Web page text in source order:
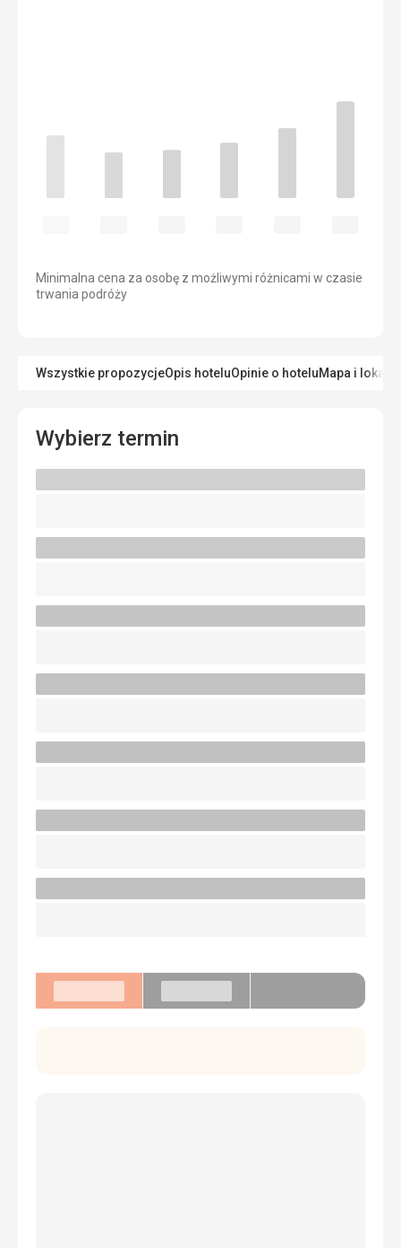
Minimalna cena za osobę z możliwymi różnicami w czasie
trwania podróży
Wszystkie propozycjeOpis hoteluOpinie o hoteluMapa i
Wybierz termin